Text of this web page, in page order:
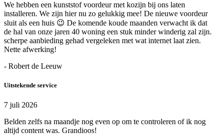
We hebben een kunststof voordeur met kozijn bij ons laten
installeren. We zijn hier nu zo gelukkig mee! De nieuwe voordeur
sluit als een huis 😉 De komende koude maanden verwacht ik dat
de hal van onze jaren 40 woning een stuk minder winderig zal zijn.
scherpe aanbieding gehad vergeleken met wat internet laat zien.
Nette afwerking!
- Robert de Leeuw
Uitstekende service
7 juli 2026
Belden zelfs na maandje nog even op om te controleren of ik nog
altijd content was. Grandioos!